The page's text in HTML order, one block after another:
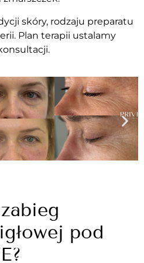
skóry, rodzaju preparatu
Plan terapii ustalamy
pod